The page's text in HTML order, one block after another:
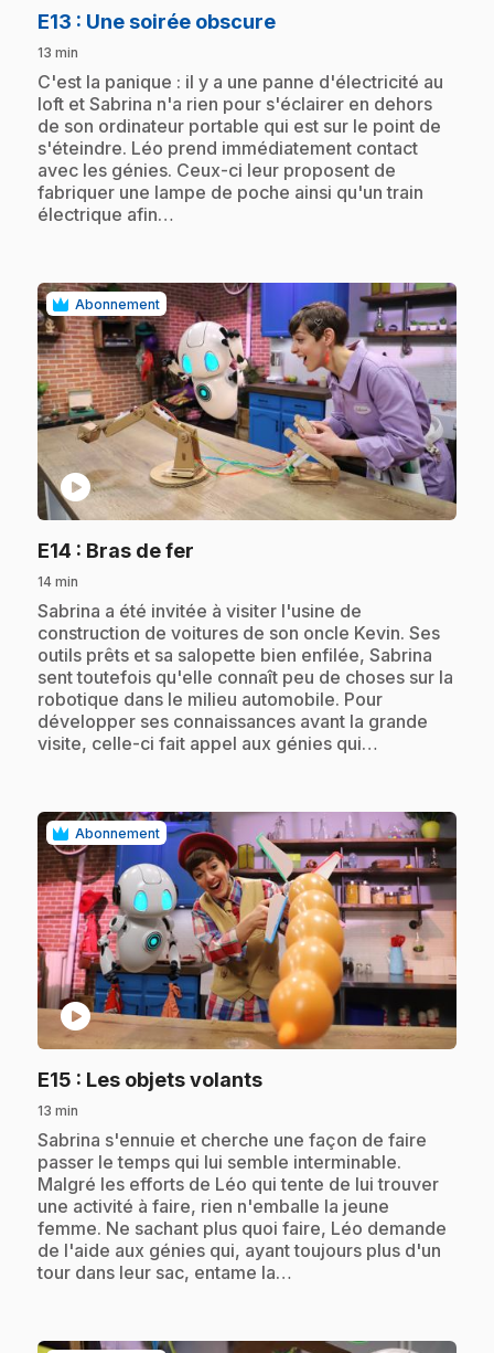
E13 : Une soirée obscure.
13 min
.C'est la panique : il y a une panne d'électricité au
loft et Sabrina n'a rien pour s'éclairer en dehors
de son ordinateur portable qui est sur le point de
s'éteindre. Léo prend immédiatement contact
avec les génies. Ceux-ci leur proposent de
fabriquer une lampe de poche ainsi qu'un train
électrique afin…
Abonnement
play_circle
E14 : Bras de fer
14 min
.Sabrina a été invitée à visiter l'usine de
construction de voitures de son oncle Kevin. Ses
outils prêts et sa salopette bien enfilée, Sabrina
sent toutefois qu'elle connaît peu de choses sur la
robotique dans le milieu automobile. Pour
développer ses connaissances avant la grande
visite, celle-ci fait appel aux génies qui…
Abonnement
play_circle
E15 : Les objets volants.
13 min
.Sabrina s'ennuie et cherche une façon de faire
passer le temps qui lui semble interminable.
Malgré les efforts de Léo qui tente de lui trouver
une activité à faire, rien n'emballe la jeune
femme. Ne sachant plus quoi faire, Léo demande
de l'aide aux génies qui, ayant toujours plus d'un
tour dans leur sac, entame la…